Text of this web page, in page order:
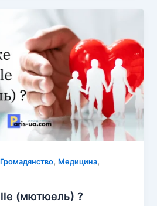
, Медицина,
(мютюель) ?